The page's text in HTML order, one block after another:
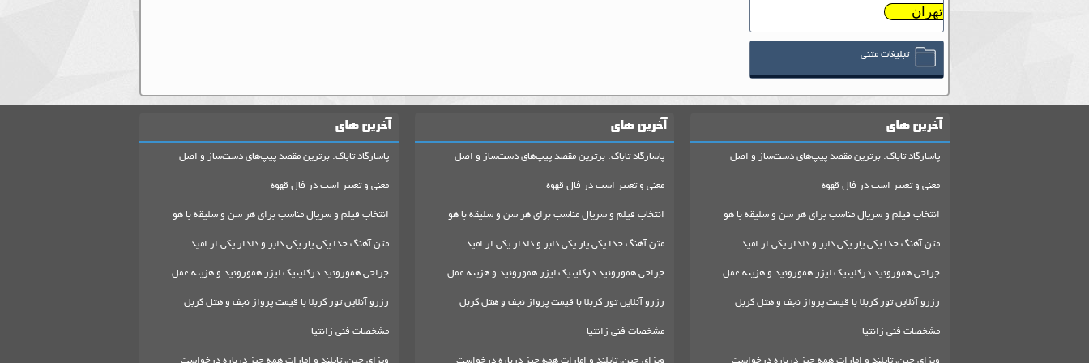
تهران
تبلیغات متنی
آخرین های
پاسارگاد تاباک: برترین مقصد پیپ‌های دست‌ساز و اصل
معنی و تعبیر اسب در فال قهوه
انتخاب فیلم و سریال مناسب برای هر سن و سلیقه با هو
متن آهنگ خدا یکی یار یکی دلبر و دلدار یکی از امید
جراحی هموروئید درکلینیک لیزر هموروئید و هزینه عمل
رزرو آنلاین تور کربلا با قیمت پرواز نجف و هتل کربل
مشخصات فنی زانتیا
آخرین های
پاسارگاد تاباک: برترین مقصد پیپ‌های دست‌ساز و اصل
معنی و تعبیر اسب در فال قهوه
انتخاب فیلم و سریال مناسب برای هر سن و سلیقه با هو
متن آهنگ خدا یکی یار یکی دلبر و دلدار یکی از امید
جراحی هموروئید درکلینیک لیزر هموروئید و هزینه عمل
رزرو آنلاین تور کربلا با قیمت پرواز نجف و هتل کربل
مشخصات فنی زانتیا
آخرین های
پاسارگاد تاباک: برترین مقصد پیپ‌های دست‌ساز و اصل
معنی و تعبیر اسب در فال قهوه
انتخاب فیلم و سریال مناسب برای هر سن و سلیقه با هو
متن آهنگ خدا یکی یار یکی دلبر و دلدار یکی از امید
جراحی هموروئید درکلینیک لیزر هموروئید و هزینه عمل
رزرو آنلاین تور کربلا با قیمت پرواز نجف و هتل کربل
مشخصات فنی زانتیا